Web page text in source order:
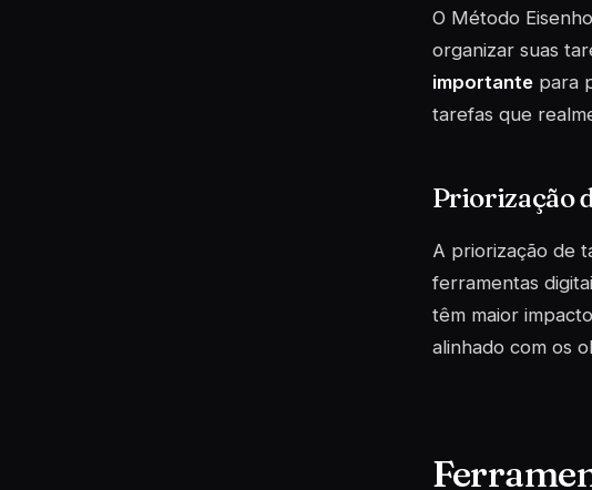
O Método
organizar suas
importantepara
tarefas que
Priorização
A priorização de
ferramentas
têm maior
alinhado com os